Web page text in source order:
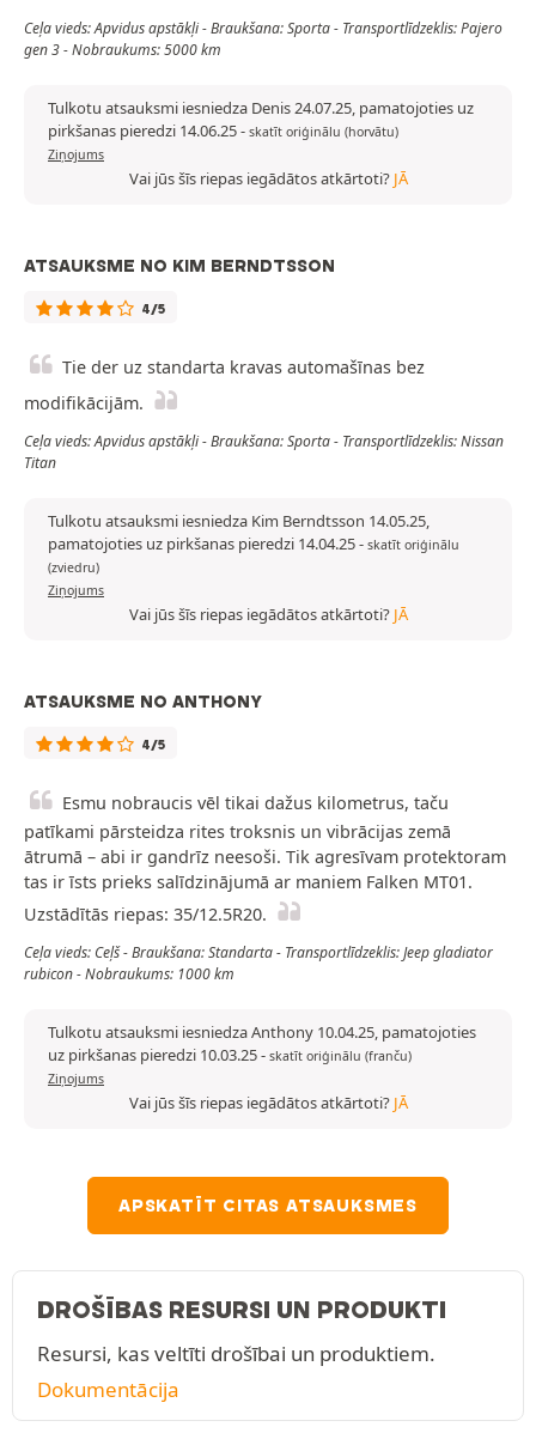
Ceļa vieds: Apvidus apstākļi - Braukšana: Sporta - Transportlīdzeklis: Pajero
gen 3 - Nobraukums: 5000 km
Tulkotu atsauksmi iesniedza Denis 24.07.25, pamatojoties uz
pirkšanas pieredzi 14.06.25- skatīt oriģinālu (horvātu)
Ziņojums
Vai jūs šīs riepas iegādātos atkārtoti? JĀ
ATSAUKSME NO KIM BERNDTSSON
4/5
Tie der uz standarta kravas automašīnas bez
modifikācijām.
Ceļa vieds: Apvidus apstākļi - Braukšana: Sporta - Transportlīdzeklis: Nissan
Titan
Tulkotu atsauksmi iesniedza Kim Berndtsson 14.05.25,
pamatojoties uz pirkšanas pieredzi 14.04.25- skatīt oriģinālu
(zviedru)
Ziņojums
Vai jūs šīs riepas iegādātos atkārtoti? JĀ
ATSAUKSME NO ANTHONY
4/5
Esmu nobraucis vēl tikai dažus kilometrus, taču
patīkami pārsteidza rites troksnis un vibrācijas zemā
ātrumā – abi ir gandrīz neesoši. Tik agresīvam protektoram
tas ir īsts prieks salīdzinājumā ar maniem Falken MT01.
Uzstādītās riepas: 35/12.5R20.
Ceļa vieds: Ceļš - Braukšana: Standarta - Transportlīdzeklis: Jeep gladiator
rubicon - Nobraukums: 1000 km
Tulkotu atsauksmi iesniedza Anthony 10.04.25, pamatojoties
uz pirkšanas pieredzi 10.03.25- skatīt oriģinālu (franču)
Ziņojums
Vai jūs šīs riepas iegādātos atkārtoti? JĀ
APSKATĪT CITAS ATSAUKSMES
DROŠĪBAS RESURSI UN PRODUKTI
Resursi, kas veltīti drošībai un produktiem.
Dokumentācija